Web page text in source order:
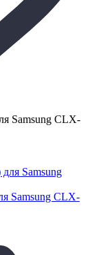
Samsung CLX-
Samsung CLX-